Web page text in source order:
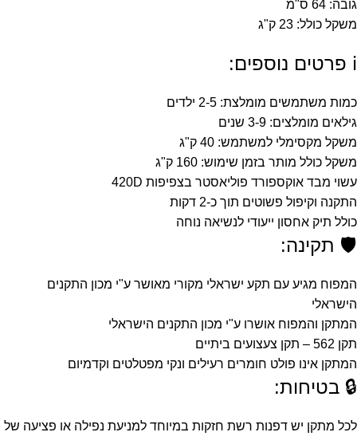
גובה: 64 ס"מ
משקל כולל: 23 ק"ג
ℹ️ פרטים נוספים:
כמות משתמשים מומלצת: 2-5 ילדים
גילאים מומלצים: 3-9 שנים
משקל מקסימלי למשתמש: 40 ק"ג
משקל כולל מותר בזמן שימוש: 160 ק"ג
עשוי מבד אוקספורד פוליאסטר בצפיפות 420D
התקנה וקיפול פשוטים תוך כ-2 דקות
כולל תיק אחסון ייעודי לנשיאה נוחה
🛡️ תקינה:
המפוח מגיע עם תקע ישראלי מקורי מאושר ע"י מכון התקנים
הישראלי
המתקן והמפוח אושרו ע"י מכון התקנים הישראלי
תקן 562 – תקן צעצועים ביתיים
המתקן אינו פולט חומרים רעילים ונקי מפטלטים וקדמיום
🔒 בטיחות:
לכל מתקן יש דפנות רשת חזקות במיוחד למניעת נפילה או פציעה של